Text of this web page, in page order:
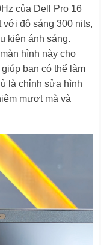
của Dell Pro 16
với độ sáng 300 nits,
kiện ánh sáng.
hình này cho
bạn có thể làm
là chỉnh sửa hình
mượt mà và